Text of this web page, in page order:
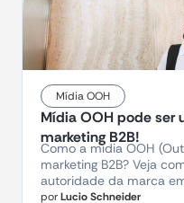
Mídia OOH
Mídia OOH pode ser
marketing B2B!
Como a mídia OOH
marketing B2B? Veja
autoridade da marca
porLucio Schneider